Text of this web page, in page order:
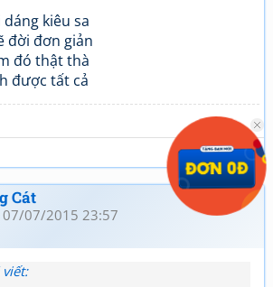
kiêu sa
đời đơn giản
đó thật thà
được tất cả
Cát
07/07/2015 23:57